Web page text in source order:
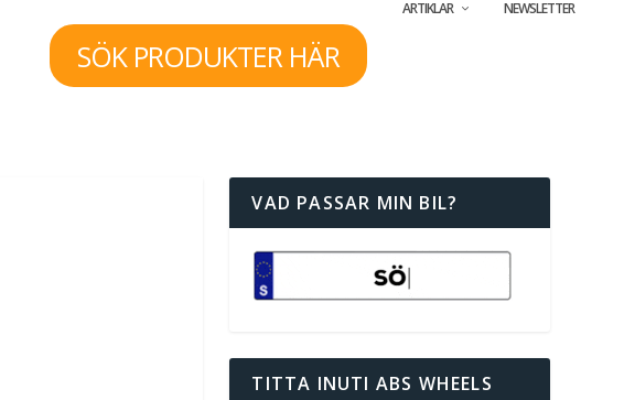
SÖK PRODUKTER HÄR
ARTIKLAR NEWSLETTER
VAD PASSAR MIN BIL?
TITTA INUTI ABS WHEELS